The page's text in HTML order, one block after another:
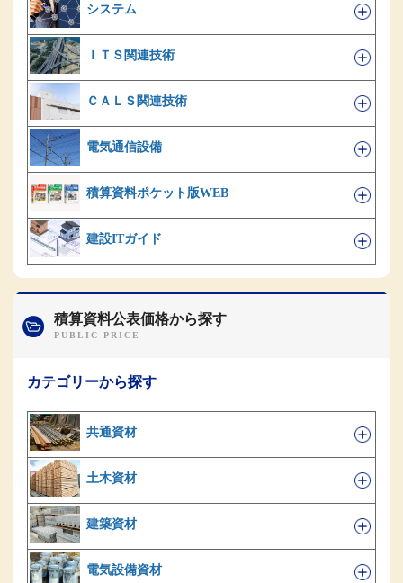
システム
ＩＴＳ関連技術
ＣＡＬＳ関連技術
電気通信設備
積算資料ポケット版WEB
建設ITガイド
積算資料公表価格から探す
カテゴリーから探す
共通資材
土木資材
建築資材
電気設備資材